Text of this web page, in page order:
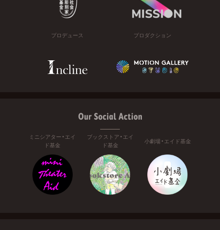
プロデュース プロダクション
Our Social Action
ミニシアター・エイ
ド基金
ブックストア・エイ
ド基金
小劇場・エイド基金